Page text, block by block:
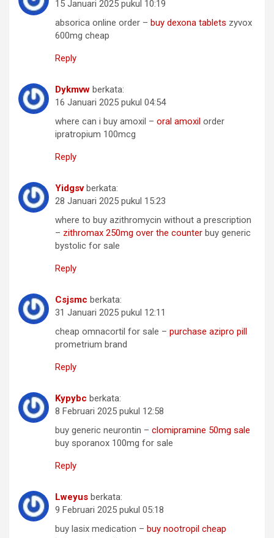
15 Januari 2025 pukul 10:19
absorica online order – buy dexona tablets zyvox
600mg cheap
Reply
Dykmvw berkata:
16 Januari 2025 pukul 04:54
where can i buy amoxil – oral amoxil order
ipratropium 100mcg
Reply
Yidgsv berkata:
28 Januari 2025 pukul 15:23
where to buy azithromycin without a prescription
– zithromax 250mg over the counter buy generic
bystolic for sale
Reply
Csjsmc berkata:
31 Januari 2025 pukul 12:11
cheap omnacortil for sale – purchase azipro pill
prometrium brand
Reply
Kypybc berkata:
8 Februari 2025 pukul 12:58
buy generic neurontin – clomipramine 50mg sale
buy sporanox 100mg for sale
Reply
Lweyus berkata:
9 Februari 2025 pukul 05:18
buy lasix medication – buy nootropil cheap